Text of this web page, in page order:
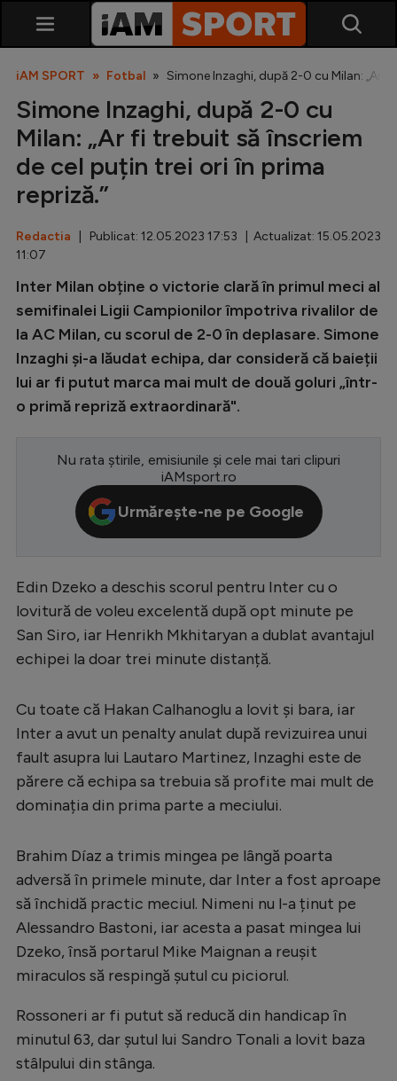
SuperLiga
Cupa României
Echipa Națională
U21
Fotbal feminin
Diverse
Clasamente
Champions League
Europa League
CM 2026
Premier League
LaLiga
Serie A
Bundesliga
Ligue 1
Starurile fotbalului
EURO 2024
Stranieri
Clasamente
iAM SPORT Fotbal Simone Inzaghi, după 2-0 cu Milan: „Ar
Simone Inzaghi, după 2-0 cu
Milan: „Ar fi trebuit să înscriem
de cel puțin trei ori în prima
repriză.”
Redactia | Publicat: 12.05.2023 17:53 | Actualizat: 15.05.2023
11:07
Inter Milan obține o victorie clară în primul meci al
semifinalei Ligii Campionilor împotriva rivalilor de
la AC Milan, cu scorul de 2-0 în deplasare. Simone
Inzaghi și-a lăudat echipa, dar consideră că baieții
lui ar fi putut marca mai mult de două goluri „într-
o primă repriză extraordinară".
Nu rata știrile, emisiunile și cele mai tari clipuri
iAMsport.ro
Urmărește-ne pe Google
Edin Dzeko a deschis scorul pentru Inter cu o
lovitură de voleu excelentă după opt minute pe
San Siro, iar Henrikh Mkhitaryan a dublat avantajul
echipei la doar trei minute distanță.
Cu toate că Hakan Calhanoglu a lovit și bara, iar
Inter a avut un penalty anulat după revizuirea unui
fault asupra lui Lautaro Martinez, Inzaghi este de
părere că echipa sa trebuia să profite mai mult de
dominația din prima parte a meciului.
Brahim Díaz a trimis mingea pe lângă poarta
adversă în primele minute, dar Inter a fost aproape
să închidă practic meciul. Nimeni nu l-a ținut pe
Alessandro Bastoni, iar acesta a pasat mingea lui
Dzeko, însă portarul Mike Maignan a reușit
miraculos să respingă șutul cu piciorul.
Rossoneri ar fi putut să reducă din handicap în
minutul 63, dar șutul lui Sandro Tonali a lovit baza
stâlpului din stânga.